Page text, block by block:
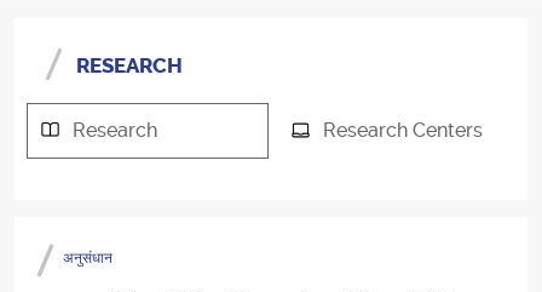
RESEARCH
Research Research Centers
अनुसंधान